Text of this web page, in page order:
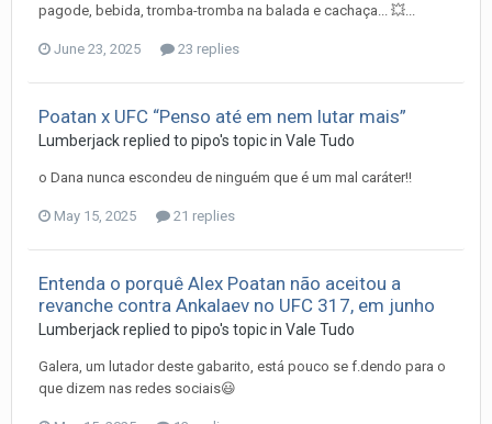
pagode, bebida, tromba-tromba na balada e cachaça... 💥...
June 23, 2025 23 replies
Poatan x UFC “Penso até em nem lutar mais”
Lumberjackreplied to pipo's topic in Vale Tudo
o Dana nunca escondeu de ninguém que é um mal caráter!!
May 15, 2025 21 replies
Entenda o porquê Alex Poatan não aceitou a
revanche contra Ankalaev no UFC 317, em junho
Lumberjackreplied to pipo's topic in Vale Tudo
Galera, um lutador deste gabarito, está pouco se f.dendo para o
que dizem nas redes sociais😃